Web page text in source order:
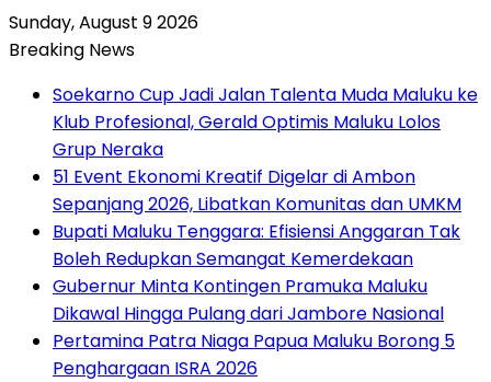
Sunday, August 9 2026
Breaking News
Soekarno Cup Jadi Jalan Talenta Muda Maluku ke
Klub Profesional, Gerald Optimis Maluku Lolos
Grup Neraka
51 Event Ekonomi Kreatif Digelar di Ambon
Sepanjang 2026, Libatkan Komunitas dan UMKM
Bupati Maluku Tenggara: Efisiensi Anggaran Tak
Boleh Redupkan Semangat Kemerdekaan
Gubernur Minta Kontingen Pramuka Maluku
Dikawal Hingga Pulang dari Jambore Nasional
Pertamina Patra Niaga Papua Maluku Borong 5
Penghargaan ISRA 2026